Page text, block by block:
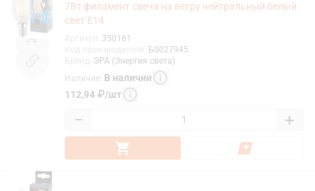
7Вт филамент свеча на ветру нейтральный белый
свет Е14
350161
Б0027945
ЭРА (Энергия света)
Наличие: В наличии
112,94 ₽/шт
− +